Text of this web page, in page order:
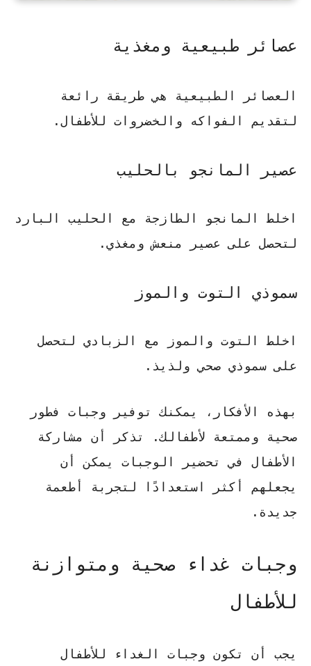
عصائر طبيعية ومغذية
العصائر الطبيعية هي طريقة رائعة
لتقديم الفواكه والخضروات للأطفال.
عصير المانجو بالحليب
اخلط المانجو الطازجة مع الحليب البارد
لتحصل على عصير منعش ومغذي.
سموذي التوت والموز
اخلط التوت والموز مع الزبادي لتحصل
على سموذي صحي ولذيذ.
بهذه الأفكار، يمكنك توفير وجبات فطور
صحية وممتعة لأطفالك. تذكر أن مشاركة
الأطفال في تحضير الوجبات يمكن أن
يجعلهم أكثر استعدادًا لتجربة أطعمة
جديدة.
وجبات غداء صحية ومتوازنة
للأطفال
يجب أن تكون وجبات الغداء للأطفال